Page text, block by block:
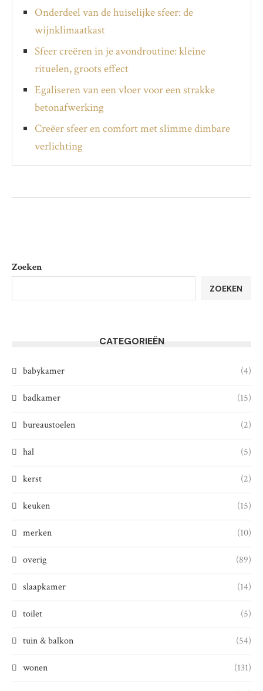
Onderdeel van de huiselijke sfeer: de
wijnklimaatkast
Sfeer creëren in je avondroutine: kleine
rituelen, groots effect
Egaliseren van een vloer voor een strakke
betonafwerking
Creëer sfeer en comfort met slimme dimbare
verlichting
Zoeken
ZOEKEN
CATEGORIEËN
babykamer (4)
badkamer (15)
bureaustoelen (2)
hal (5)
kerst (2)
keuken (15)
merken (10)
overig (89)
slaapkamer (14)
toilet (5)
tuin & balkon (54)
wonen (131)